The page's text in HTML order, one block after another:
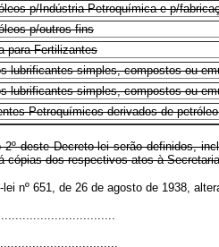
p/Indústria Petroquímica e p/
p/outros fins
para Fertilizantes
lubrificantes simples, compostos ou
lubrificantes simples, compostos ou
Petroquímicos derivados de
deste Decreto-lei serão definidos,
dos respectivos atos à
nº 651, de 26 de agosto de 1938,